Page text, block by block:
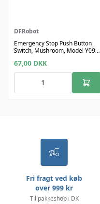
DFRobot
Emergency Stop Push Button
Switch, Mushroom, Model Y090,
67,00 DKK
Fri fragt ved køb
over 999 kr
Til pakkeshop i DK